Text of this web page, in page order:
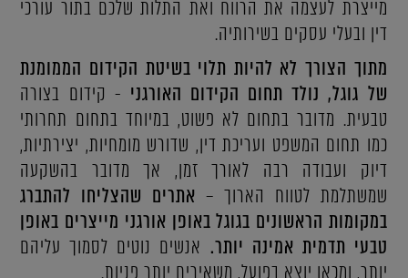
מייצרת לעצמה את הרווח ואת התלות שלכם בתור עורכי
דין ובעלי עסקים בשירותיה.
מתוך הצורך לא להיות תלוי בשיטת הקידום הממומנת
של גוגל, נולד תחום הקידום האורגני - קידום בצורה
טבעית. מדובר בתחום לא פשוט, במיוחד בתחום תחרותי
כמו תחום המשפט ועריכת דין, שדורש מומחיות, יצירתיות,
דיוק ועבודה רבה לאורך זמן, אך מדובר בהשקעה
שמשתלמת לטווח הארוך – אתרים שהצליחו להתברג
במקומות הראשונים בגוגל באופן אורגני מייצרים באופן
טבעי תדמית אמינה יותר. אנשים נוטים לסמוך עליהם
יותר, ומכאן יוצא בפועל, משאירים יותר פניות.